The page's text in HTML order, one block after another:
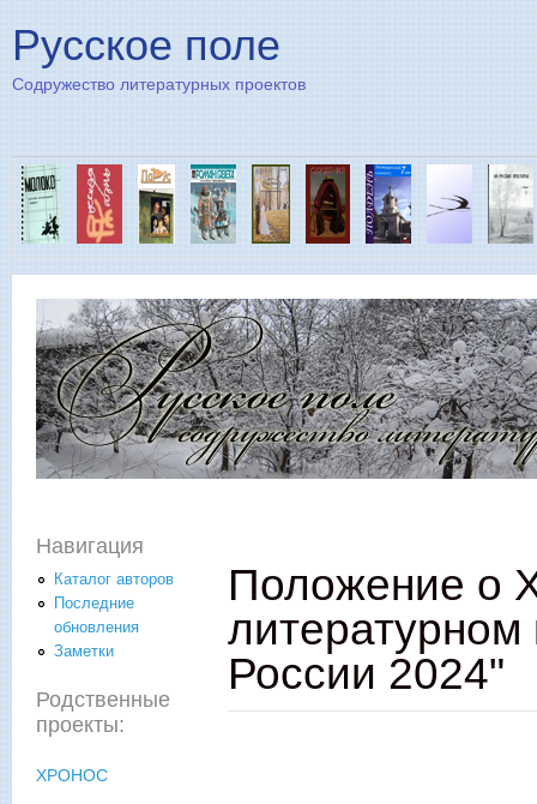
Русское поле
Содружество литературных проектов
Положение о
литературном
России 2024"
Навигация
Каталог авторов
Последние
обновления
Заметки
Родственные
проекты:
ХРОНОС